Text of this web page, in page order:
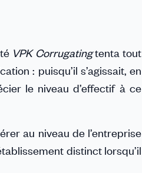
VPK Corrugatingtenta tout
: puisqu’il s’agissait, en
le niveau d’effectif à ce
au niveau de l’entreprise
distinct lorsqu’il